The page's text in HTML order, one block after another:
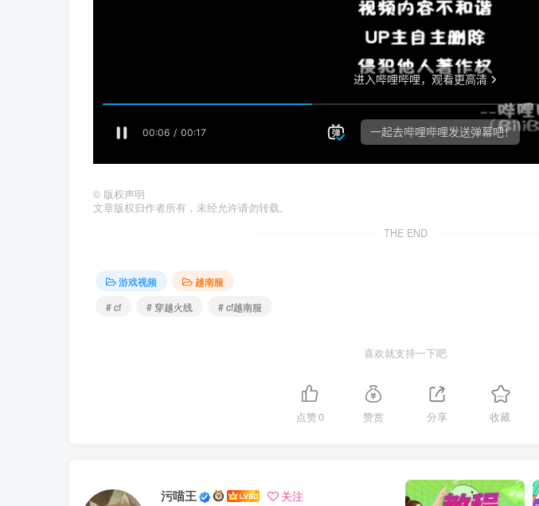
© 版权声明
文章版权归作者所有，未经允许请勿转载。
THE END
游戏视频
越南服
# cf
# 穿越火线 # cf越南服
喜欢就支持一下吧
点赞0 赞赏 分享 收藏
污喵王 关注